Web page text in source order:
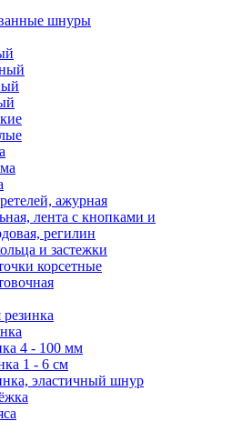
шнуры
ажурная
лента с кнопками и
регилин
и застежки
корсетные
резинка
4 - 100 мм
1 - 6 см
эластичный шнур